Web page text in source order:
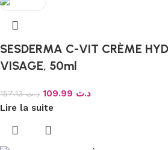
SESDERMA C-VIT CRÈME
VISAGE, 50ml
د.ت157.13 د.ت
Lire la suite